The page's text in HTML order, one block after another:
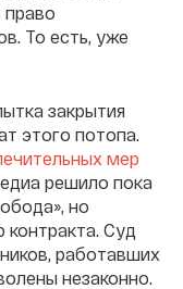
право
То есть, уже
закрытия
этого потопа.
мер
решило пока
но
Суд
работавших
незаконно.